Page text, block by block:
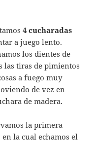
4 cucharadas
a juego lento.
los dientes de
las tiras de pimientos
a fuego muy
de vez en
de madera.
la primera
la cual echamos el